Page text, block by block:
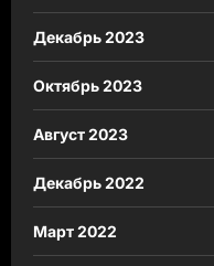
Декабрь 2023
Октябрь 2023
Август 2023
Декабрь 2022
Март 2022